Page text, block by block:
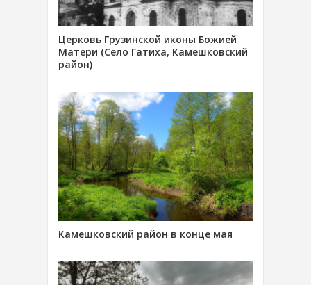
Церковь Грузинской иконы Божией
Матери (Село Гатиха, Камешковский
район)
Камешковский район в конце мая